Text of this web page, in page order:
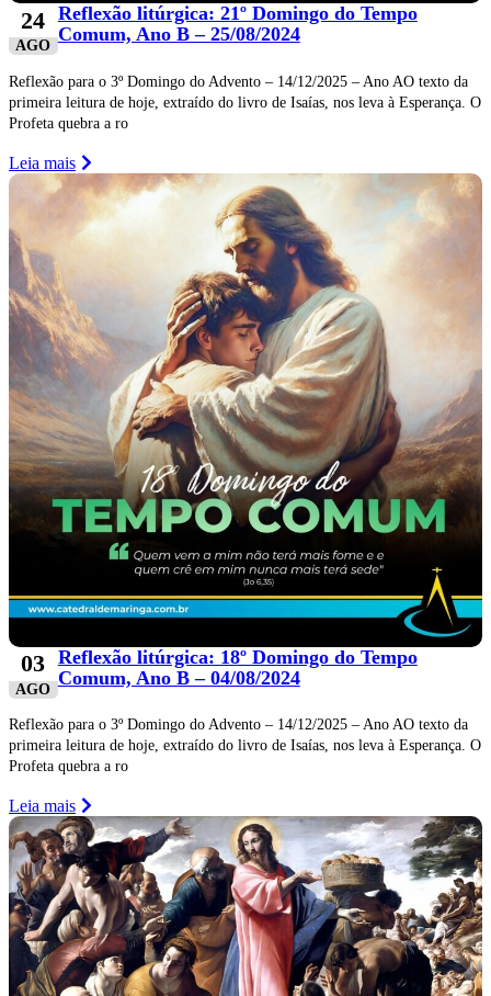
24
AGO
Reflexão litúrgica: 21º Domingo do Tempo
Comum, Ano B – 25/08/2024
Reflexão para o 3º Domingo do Advento – 14/12/2025 – Ano AO texto da
primeira leitura de hoje, extraído do livro de Isaías, nos leva à Esperança. O
Profeta quebra a ro
Leia mais
03
AGO
Reflexão litúrgica: 18º Domingo do Tempo
Comum, Ano B – 04/08/2024
Reflexão para o 3º Domingo do Advento – 14/12/2025 – Ano AO texto da
primeira leitura de hoje, extraído do livro de Isaías, nos leva à Esperança. O
Profeta quebra a ro
Leia mais